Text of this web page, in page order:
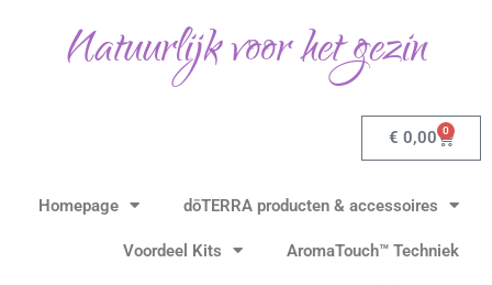
Natuurlijk voor het gezin
€ 0,00 0
Homepage dōTERRA producten & accessoires
Voordeel Kits AromaTouch™ Techniek